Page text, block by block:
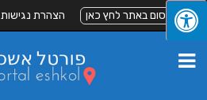
לפרסום באתר לחץ כאן הצהרת נגישות